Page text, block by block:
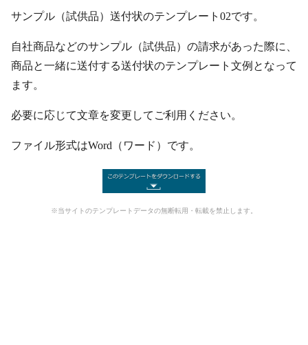
サンプル（試供品）送付状のテンプレート02です。
自社商品などのサンプル（試供品）の請求があった際に、
商品と一緒に送付する送付状のテンプレート文例となって
ます。
必要に応じて文章を変更してご利用ください。
ファイル形式はWord（ワード）です。
※当サイトのテンプレートデータの無断転用・転載を禁止します。